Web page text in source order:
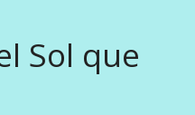
Sol que